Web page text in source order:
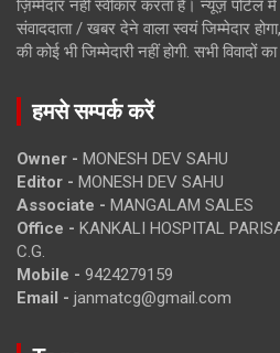
ज़िम्मेदार नहीं स्वीकार करता है। न्यूज़ पोर्टल
संवाददाता / खबर देने वाला स्वयं जिम्मेदार
की कोई भी जिम्मेदारी नहीं होगी. सभी विवादों
हमसे सम्पर्क करें
Owner - MONESH DEV SAHU
Editor - MONESH DEV SAHU
Associate - MANGALAM SALES
Office - KANKALI HOSPITAL
C.G.
Mobile - 9424279159
Email - janmatcg@gmail.com